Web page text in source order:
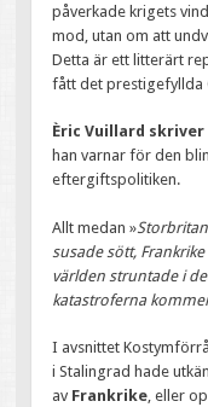
påverkade krigets
mod, utan om att
Detta är ett litterärt
fått det prestigefyllda
Èric Vuillard skriver
han varnar för den
eftergiftspolitiken.
Allt medan »
susade sött,
världen struntade i
katastroferna
I avsnittet
i Stalingrad hade
av Frankrike, eller